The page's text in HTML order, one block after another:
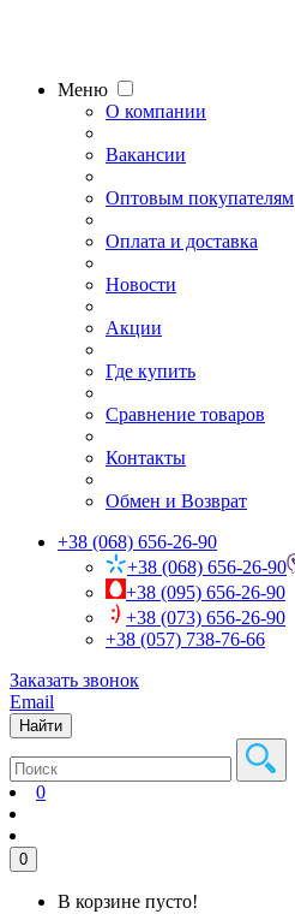
Меню
О компании
Вакансии
Оптовым покупателям
Оплата и доставка
Новости
Акции
Где купить
Сравнение товаров
Контакты
Обмен и Возврат
+38 (068) 656-26-90
+38 (068) 656-26-90
+38 (095) 656-26-90
+38 (073) 656-26-90
+38 (057) 738-76-66
Заказать звонок
Email
Найти
0
0
В корзине пусто!